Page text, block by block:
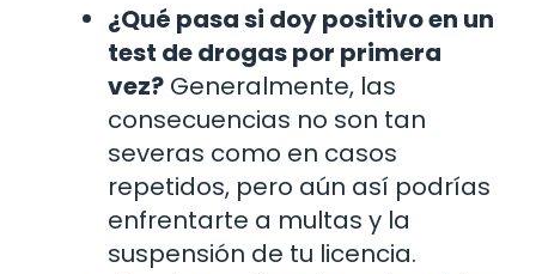
¿Qué pasa si doy positivo en un
test de drogas por primera
vez? Generalmente, las
consecuencias no son tan
severas como en casos
repetidos, pero aún así podrías
enfrentarte a multas y la
suspensión de tu licencia.